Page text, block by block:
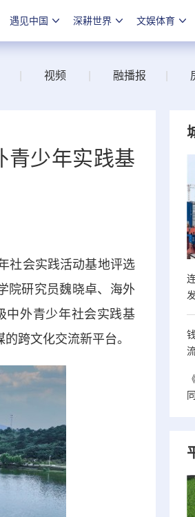
遇见中国 深耕世界 文娱体育
视频 融播报
青少年实践基
社会实践活动基地评选
院研究员魏晓卓、海外
中外青少年社会实践基
跨文化交流新平台。
发